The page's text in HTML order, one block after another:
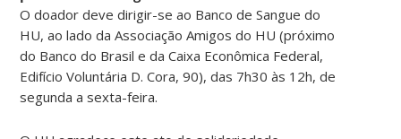
O doador deve dirigir-se ao Banco de Sangue do
HU, ao lado da Associação Amigos do HU (próximo
do Banco do Brasil e da Caixa Econômica Federal,
Edifício Voluntária D. Cora, 90), das 7h30 às 12h, de
segunda a sexta-feira.